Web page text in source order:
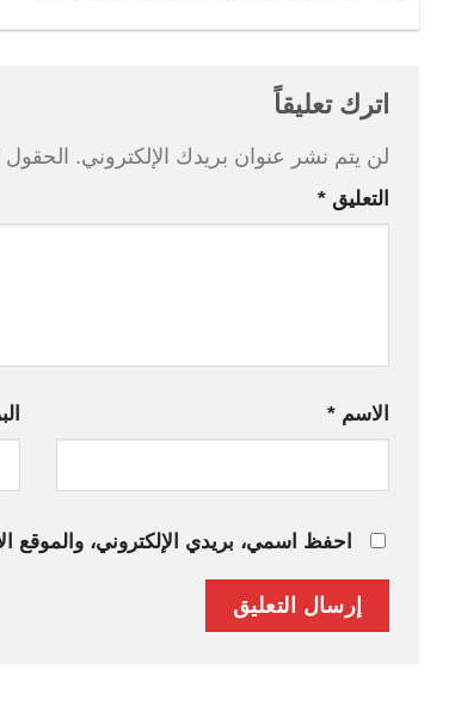
اترك تعليقاً
لن يتم نشر عنوان بريدك الإلكتروني. الحقول
التعليق *
الاسم *
احفظ اسمي، بريدي الإلكتروني، والموقع